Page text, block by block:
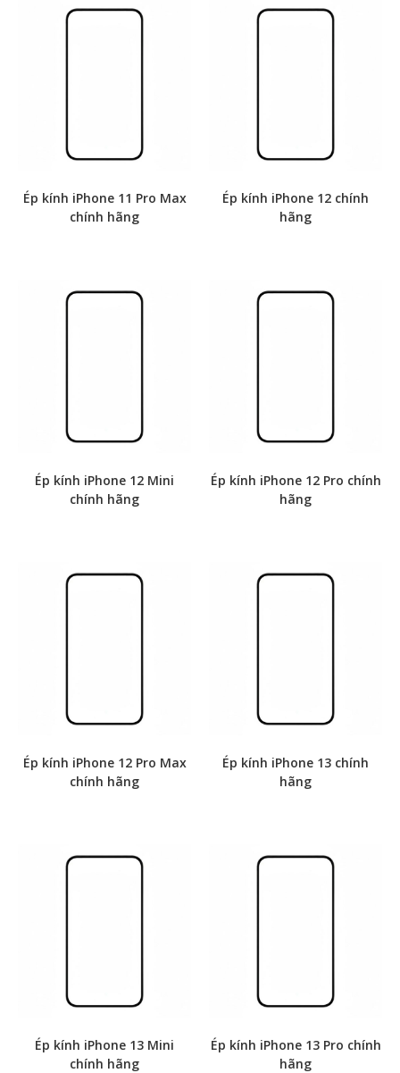
Ép kính iPhone 11 Pro Max
chính hãng
Ép kính iPhone 12 chính
hãng
Ép kính iPhone 12 Mini
chính hãng
Ép kính iPhone 12 Pro chính
hãng
Ép kính iPhone 12 Pro Max
chính hãng
Ép kính iPhone 13 chính
hãng
Ép kính iPhone 13 Mini
chính hãng
Ép kính iPhone 13 Pro chính
hãng